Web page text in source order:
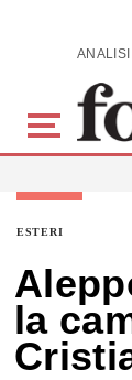
Skip to main
ESTERI
la